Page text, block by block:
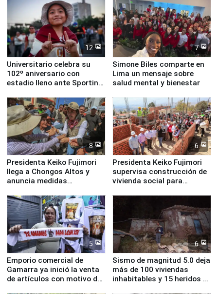
12
Universitario celebra su
102º aniversario con
estadio lleno ante Sporting
7
Simone Biles comparte en
Lima un mensaje sobre
salud mental y bienestar
8
Presidenta Keiko Fujimori
llega a Chongos Altos y
anuncia medidas
educación, salud y empleo
6
Presidenta Keiko Fujimori
supervisa construcción de
vivienda social para
5
Emporio comercial de
Gamarra ya inició la venta
de artículos con motivo de
6
Sismo de magnitud 5.0 deja
más de 100 viviendas
inhabitables y 15 heridos en